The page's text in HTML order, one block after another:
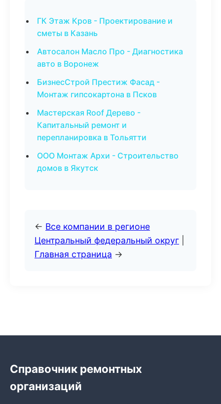
ГК Этаж Кров - Проектирование и
сметы в Казань
Автосалон Масло Про - Диагностика
авто в Воронеж
БизнесСтрой Престиж Фасад -
Монтаж гипсокартона в Псков
Мастерская Roof Дерево -
Капитальный ремонт и
перепланировка в Тольятти
ООО Монтаж Архи - Строительство
домов в Якутск
← Все компании в регионе
Центральный федеральный округ
Главная страница →
Справочник ремонтных
организаций